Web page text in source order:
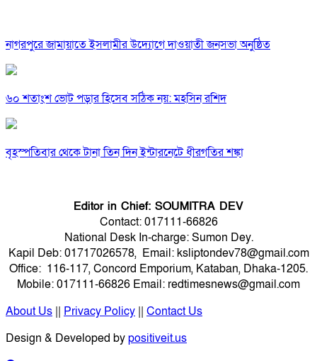
নাগরপুরে জামায়াতে ইসলামীর উদ্যোগে দাওয়াতী জনসভা অনুষ্ঠিত
৬০ শতাংশ ভোট পড়ার হিসেব সঠিক নয়: মহসিন রশিদ
বৃহস্পতিবার থেকে টানা তিন দিন ইন্টারনেটে ধীরগতির শঙ্কা
Editor in Chief: SOUMITRA DEV
Contact: 017111-66826
National Desk In-charge: Sumon Dey.
Kapil Deb: 01717026578, Email: ksliptondev78@gmail.com
Office: 116-117, Concord Emporium, Kataban, Dhaka-1205.
Mobile: 017111-66826 Email: redtimesnews@gmail.com
About Us || Privacy Policy || Contact Us
Design & Developed bypositiveit.us